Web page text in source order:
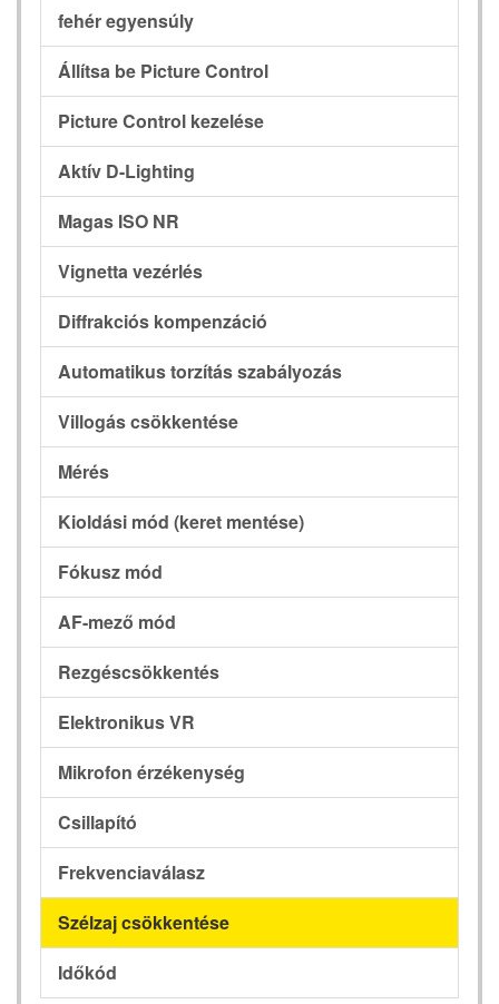
fehér egyensúly
Állítsa be Picture Control
Picture Control kezelése
Aktív D-Lighting
Magas ISO NR
Vignetta vezérlés
Diffrakciós kompenzáció
Automatikus torzítás szabályozás
Villogás csökkentése
Mérés
Kioldási mód (keret mentése)
Fókusz mód
AF-mező mód
Rezgéscsökkentés
Elektronikus VR
Mikrofon érzékenység
Csillapító
Frekvenciaválasz
Szélzaj csökkentése
Időkód